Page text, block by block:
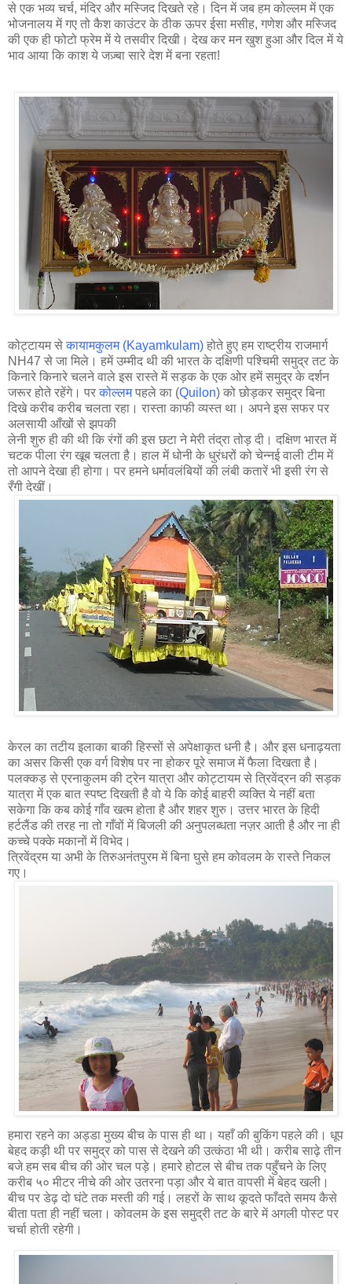
से एक भव्य चर्च, मंदिर और मस्जिद दिखते रहे। दिन में जब हम कोल्लम में एक
भोजनालय में गए तो कैश काउंटर के ठीक ऊपर ईसा मसीह, गणेश और मस्जिद
की एक ही फोटो फ्रेम में ये तसवीर दिखी। देख कर मन खुश हुआ और दिल में ये
भाव आया कि काश ये जज़्बा सारे देश में बना रहता!
कोट्टायम सेकायामकुलम (Kayamkulam) होते हुए हम राष्ट्रीय राजमार्ग
NH47 से जा मिले। हमें उम्मीद थी की भारत के दक्षिणी पश्चिमी समुद्र तट के
किनारे किनारे चलने वाले इस रास्ते में सड़क के एक ओर हमें समुद्र के दर्शन
जरूर होते रहेंगे। परकोल्लमपहले का (Quilon) को छोड़कर समुद्र बिना
दिखे करीब करीब चलता रहा। रास्ता काफी व्यस्त था। अपने इस सफर पर
अलसायी आँखों से झपकी
लेनी शुरु ही की थी कि रंगों की इस छटा ने मेरी तंद्रा तोड़ दी। दक्षिण भारत में
चटक पीला रंग खूब चलता है। हाल में धोनी के धुरंधरों को चेन्नई वाली टीम में
तो आपने देखा ही होगा। पर हमने धर्मावलंबियों की लंबी कतारें भी इसी रंग से
रँगी देखीं।
केरल का तटीय इलाका बाकी हिस्सों से अपेक्षाकृत धनी है। और इस धनाढ़यता
का असर किसी एक वर्ग विशेष पर ना होकर पूरे समाज में फैला दिखता है।
पलक्कड़ से एरनाकुलम की ट्रेन यात्रा और कोट्टायम से त्रिवेंद्रन की सड़क
यात्रा में एक बात स्पष्ट दिखती है वो ये कि कोई बाहरी व्यक्ति ये नहीं बता
सकेगा कि कब कोई गाँव खत्म होता है और शहर शुरु। उत्तर भारत के हिदी
हर्टलैंड की तरह ना तो गाँवों में बिजली की अनुपलब्धता नज़र आती है और ना ही
कच्चे पक्के मकानों में विभेद।
त्रिवेंद्रम या अभी के तिरुअनंतपुरम में बिना घुसे हम कोवलम के रास्ते निकल
गए।
हमारा रहने का अड्डा मुख्य बीच के पास ही था। यहाँ की बुकिंग पहले की। धूप
बेहद कड़ी थी पर समुद्र को पास से देखने की उत्कंठा भी थी। करीब साढ़े तीन
बजे हम सब बीच की ओर चल पड़े। हमारे होटल से बीच तक पहुँचने के लिए
करीब ५०‍ मीटर नीचे की ओर उतरना पड़ा और ये बात वापसी में बेहद खली।
बीच पर डेढ़ दो घंटे तक मस्ती की गई। लहरों के साथ कूदते फाँदते समय कैसे
बीता पता ही नहीं चला। कोवलम के इस समुद्री तट के बारे में अगली पोस्ट पर
चर्चा होती रहेगी।